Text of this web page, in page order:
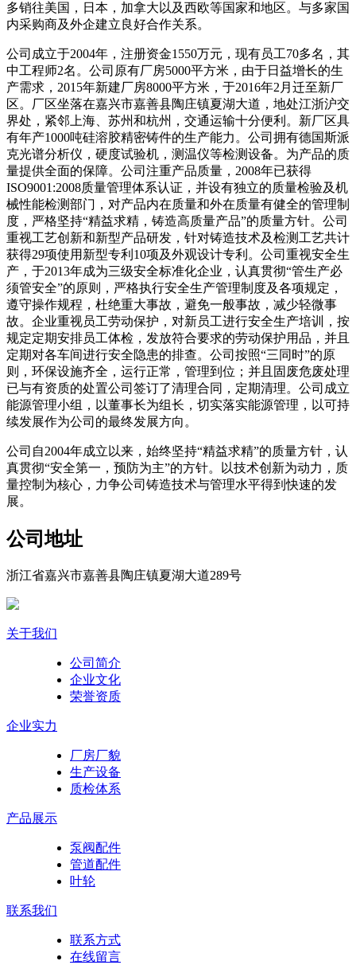
多销往美国，日本，加拿大以及西欧等国家和地区。与多家国
内采购商及外企建立良好合作关系。
公司成立于2004年，注册资金1550万元，现有员工70多名，其
中工程师2名。公司原有厂房5000平方米，由于日益增长的生
产需求，2015年新建厂房8000平方米，于2016年2月迁至新厂
区。厂区坐落在嘉兴市嘉善县陶庄镇夏湖大道，地处江浙沪交
界处，紧邻上海、苏州和杭州，交通运输十分便利。新厂区具
有年产1000吨硅溶胶精密铸件的生产能力。公司拥有德国斯派
克光谱分析仪，硬度试验机，测温仪等检测设备。为产品的质
量提供全面的保障。公司注重产品质量，2008年已获得
ISO9001:2008质量管理体系认证，并设有独立的质量检验及机
械性能检测部门，对产品内在质量和外在质量有健全的管理制
度，严格坚持“精益求精，铸造高质量产品”的质量方针。公司
重视工艺创新和新型产品研发，针对铸造技术及检测工艺共计
获得29项使用新型专利10项及外观设计专利。公司重视安全生
产，于2013年成为三级安全标准化企业，认真贯彻“管生产必
须管安全”的原则，严格执行安全生产管理制度及各项规定，
遵守操作规程，杜绝重大事故，避免一般事故，减少轻微事
故。企业重视员工劳动保护，对新员工进行安全生产培训，按
规定定期安排员工体检，发放符合要求的劳动保护用品，并且
定期对各车间进行安全隐患的排查。公司按照“三同时”的原
则，环保设施齐全，运行正常，管理到位；并且固废危废处理
已与有资质的处置公司签订了清理合同，定期清理。公司成立
能源管理小组，以董事长为组长，切实落实能源管理，以可持
续发展作为公司的最终发展方向。
公司自2004年成立以来，始终坚持“精益求精”的质量方针，认
真贯彻“安全第一，预防为主”的方针。以技术创新为动力，质
量控制为核心，力争公司铸造技术与管理水平得到快速的发
展。
公司地址
浙江省嘉兴市嘉善县陶庄镇夏湖大道289号
关于我们
公司简介
企业文化
荣誉资质
企业实力
厂房厂貌
生产设备
质检体系
产品展示
泵阀配件
管道配件
叶轮
联系我们
联系方式
在线留言